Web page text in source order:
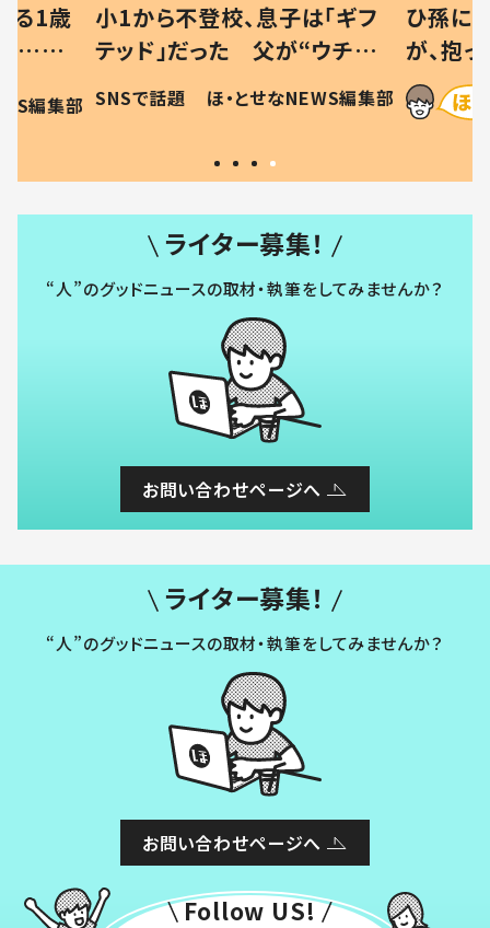
る1歳
…母
現行
編集部
小1から不登校、息子は「ギフ
テッド」だった 父が“ウチ給
食”を作り続ける理由とは #令
和の親 #令和の子
SNSで話題 ほ・とせなNEWS編集部
ひ孫に
が、抱
に「涙
方ない」
ライター募集！
“人”のグッドニュースの取材・執筆をしてみませんか？
お問い合わせページへ
ライター募集！
“人”のグッドニュースの取材・執筆をしてみませんか？
お問い合わせページへ
Follow US!